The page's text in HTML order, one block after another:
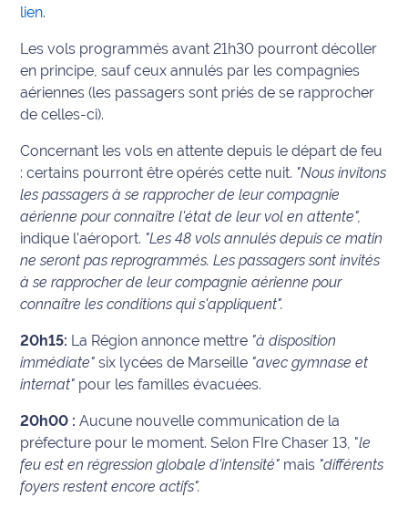
Politique
Santé
Social
National
International
Défense
Municipales
Contenus
Partenaires
L'invité(e)
rédaction
lien.
Les vols programmés avant 21h30 pourront décoller
en principe, sauf ceux annulés par les compagnies
aériennes (les passagers sont priés de se rapprocher
de celles-ci).
Concernant les vols en attente depuis le départ de feu
: certains pourront être opérés cette nuit. "Nous invitons
les passagers à se rapprocher de leur compagnie
aérienne pour connaître l'état de leur vol en attente",
indique l'aéroport. "Les 48 vols annulés depuis ce matin
ne seront pas reprogrammés. Les passagers sont invités
à se rapprocher de leur compagnie aérienne pour
connaître les conditions qui s'appliquent".
20h15: La Région annonce mettre "à disposition
immédiate" six lycées de Marseille "avec gymnase et
internat" pour les familles évacuées.
20h00 :Aucune nouvelle communication de la
préfecture pour le moment. Selon FIre Chaser 13, "le
feu est en régression globale d'intensité" mais "différents
foyers restent encore actifs".